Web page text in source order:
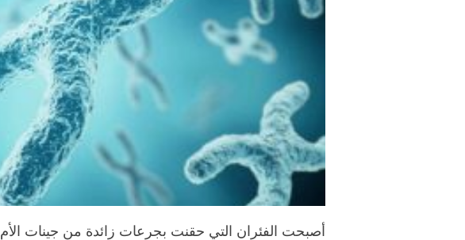
أصبحت الفئران التي حقنت بجرعات زائدة من جينات الأم